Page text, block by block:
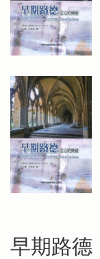
早期路德